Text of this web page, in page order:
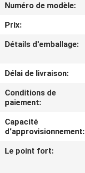
PROPOS
DE
NOUS
VISITE
DE
L'USINE
CONTRÔLE
QUALITÉ
Numéro de modèle:
Prix:
Détails d'emballage:
Délai de livraison:
Conditions de
paiement:
Capacité
d'approvisionnement:
Le point fort: